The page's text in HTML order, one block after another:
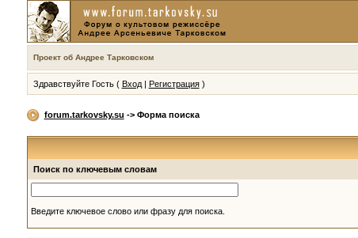
Проект об Андрее Тарковском
Здравствуйте Гость ( Вход| Регистрация)
forum.tarkovsky.su -> Форма поиска
Поиск по ключевым словам
Введите ключевое слово или фразу для поиска.